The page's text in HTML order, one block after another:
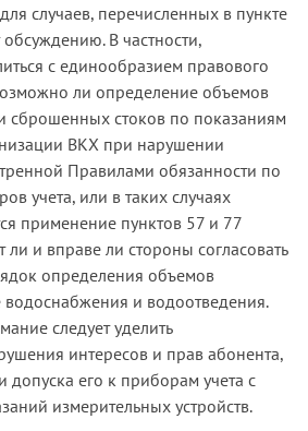
иска, сделав
при отсутствии приборов учета
поставленной воды
на основании пункта 1
соглашения, а пункт 4.4
не подлежит. В связи с
на отсутствие задолженности
пришла к выводу о
применении судом норм
права, повлекшем за собой
судебного акта.
57 Правил положение
ответственности на сетях
установлены
ему приборы учета. В период
водоснабжающая
абоненту счета-
стоимости питьевой воды,
потребленного объема,
на основании этих приборов
ссылаясь на наличие
по оплате
воды, обратилось в суд с
дела ответчик возражал
объемов потребленной им
случаев, перечисленных в пункте
В частности,
с единообразием правового
ли определение объемов
сброшенных стоков по показаниям
ВКХ при нарушении
Правилами обязанности по
учета, или в таких случаях
применение пунктов 57 и 77
ли и вправе ли стороны согласовать
определения объемов
и водоотведения.
следует уделить
интересов и прав абонента,
допуска его к приборам учета с
измерительных устройств.